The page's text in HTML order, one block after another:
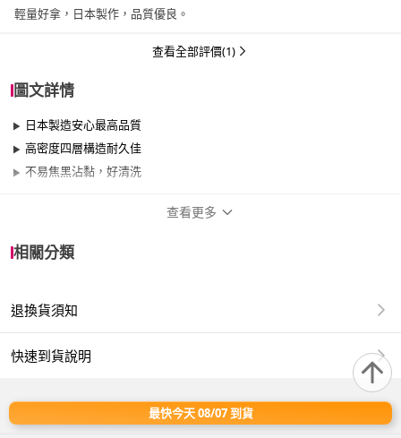
輕量好拿，日本製作，品質優良。
查看全部評價(1)
圖文詳情
日本製造安心最高品質
高密度四層構造耐久佳
不易焦黑沾黏，好清洗
尺寸
材質
適用於 瓦斯爐
查看更多
相關分類
退換貨須知
快速到貨說明
最快今天 08/07 到貨